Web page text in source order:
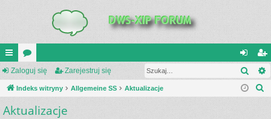
UI
C
K
or
a
al
og
ar
ej
Zaloguj się Zarejestruj się
Indeks witryny Allgemeine SS Aktualizacje
Aktualizacje